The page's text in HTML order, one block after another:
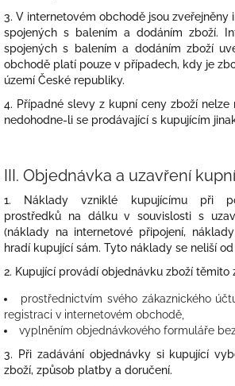
3. V internetovém obchodě jsou zveřejněny
spojených s balením a dodáním zboží.
spojených s balením a dodáním zboží
obchodě platí pouze v případech, kdy je
území České republiky.
4. Případné slevy z kupní ceny zboží nelze
nedohodne-li se prodávající s kupujícím
III. Objednávka a uzavření
1. Náklady vzniklé kupujícímu při
prostředků na dálku v souvislosti s
(náklady na internetové připojení,
hradí kupující sám. Tyto náklady se neliší
2. Kupující provádí objednávku zboží těmito
prostřednictvím svého zákaznického
registraci v internetovém obchodě,
vyplněním objednávkového formuláře
3. Při zadávání objednávky si kupující
zboží, způsob platby a doručení.